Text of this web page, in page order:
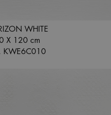
WHITE
X 120 cm
KWE6C010